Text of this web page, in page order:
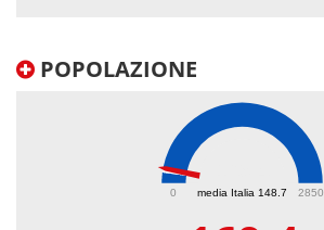
POPOLAZIONE
media Italia 148.7
0 2850